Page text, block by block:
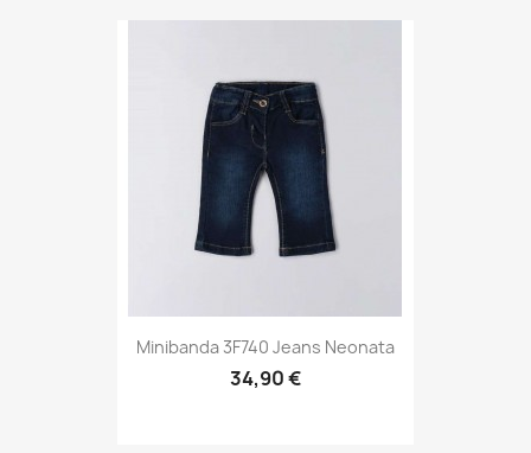
Minibanda 3F740 Jeans Neonata
34,90 €